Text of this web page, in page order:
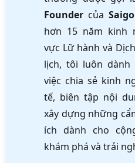
Founder của
hơn 15 năm kinh
vực Lữ hành và
lịch, tôi luôn
việc chia sẻ kinh
tế, biên tập nội
xây dựng những
ích dành cho
khám phá và trải